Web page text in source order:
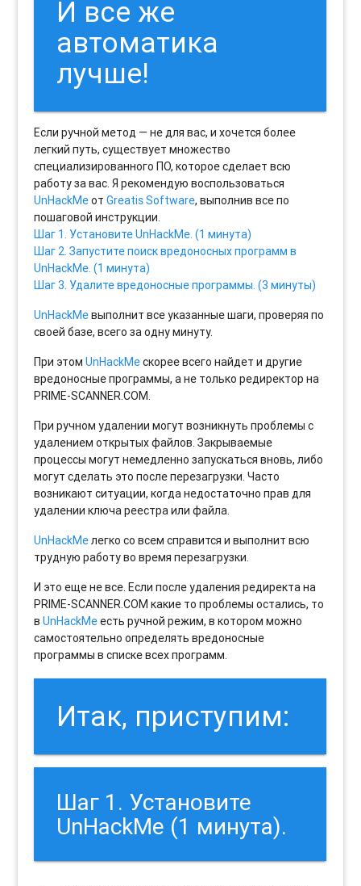
И все же
автоматика
лучше!
Если ручной метод — не для вас, и хочется более
легкий путь, существует множество
специализированного ПО, которое сделает всю
работу за вас. Я рекомендую воспользоваться
UnHackMeотGreatis Software, выполнив все по
пошаговой инструкции.
Шаг 1. Установите UnHackMe. (1 минута)
Шаг 2. Запустите поиск вредоносных программ в
UnHackMe. (1 минута)
Шаг 3. Удалите вредоносные программы. (3 минуты)
UnHackMeвыполнит все указанные шаги, проверяя по
своей базе, всего за одну минуту.
При этомUnHackMeскорее всего найдет и другие
вредоносные программы, а не только редиректор на
PRIME-SCANNER.COM.
При ручном удалении могут возникнуть проблемы с
удалением открытых файлов. Закрываемые
процессы могут немедленно запускаться вновь, либо
могут сделать это после перезагрузки. Часто
возникают ситуации, когда недостаточно прав для
удалении ключа реестра или файла.
UnHackMeлегко со всем справится и выполнит всю
трудную работу во время перезагрузки.
И это еще не все. Если после удаления редиректа на
PRIME-SCANNER.COM какие то проблемы остались, то
вUnHackMeесть ручной режим, в котором можно
самостоятельно определять вредоносные
программы в списке всех программ.
Итак, приступим:
Шаг 1. Установите
UnHackMe (1 минута).